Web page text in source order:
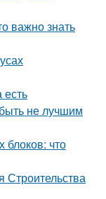
важно знать
есть
не лучшим
блоков: что
Строительства